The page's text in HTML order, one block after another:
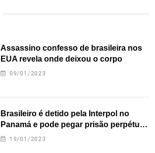
Assassino confesso de brasileira nos
EUA revela onde deixou o corpo
09/01/2023
Brasileiro é detido pela Interpol no
Panamá e pode pegar prisão perpétua
nos EUA
19/01/2023